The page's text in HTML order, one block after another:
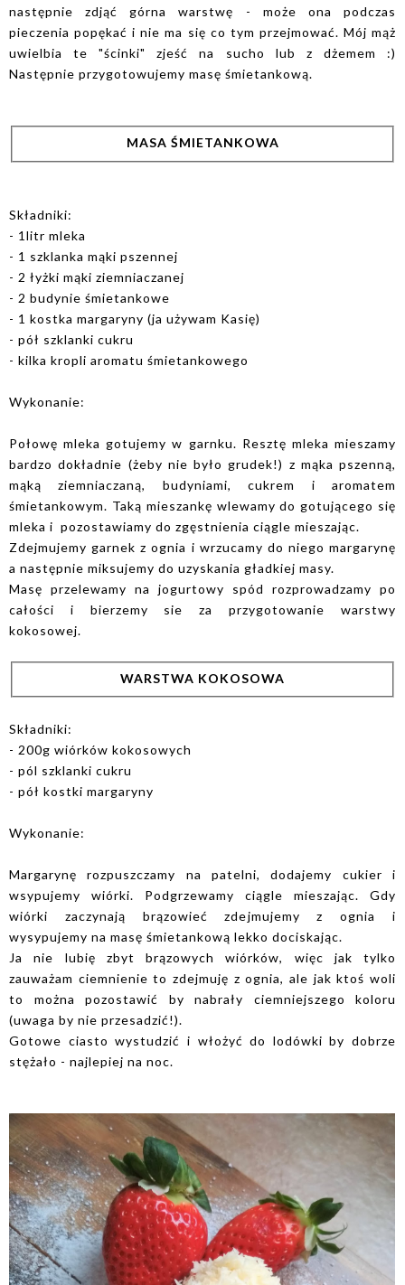
następnie zdjąć górna warstwę - może ona podczas
pieczenia popękać i nie ma się co tym przejmować. Mój mąż
uwielbia te "ścinki" zjeść na sucho lub z dżemem :)
Następnie przygotowujemy masę śmietankową.
MASA ŚMIETANKOWA
Składniki:
- 1litr mleka
- 1 szklanka mąki pszennej
- 2 łyżki mąki ziemniaczanej
- 2 budynie śmietankowe
- 1 kostka margaryny (ja używam Kasię)
- pół szklanki cukru
- kilka kropli aromatu śmietankowego
Wykonanie:
Połowę mleka gotujemy w garnku. Resztę mleka mieszamy
bardzo dokładnie (żeby nie było grudek!) z mąka pszenną,
mąką ziemniaczaną, budyniami, cukrem i aromatem
śmietankowym. Taką mieszankę wlewamy do gotującego się
mleka i pozostawiamy do zgęstnienia ciągle mieszając.
Zdejmujemy garnek z ognia i wrzucamy do niego margarynę
a następnie miksujemy do uzyskania gładkiej masy.
Masę przelewamy na jogurtowy spód rozprowadzamy po
całości i bierzemy sie za przygotowanie warstwy
kokosowej.
WARSTWA KOKOSOWA
Składniki:
- 200g wiórków kokosowych
- pól szklanki cukru
- pół kostki margaryny
Wykonanie:
Margarynę rozpuszczamy na patelni, dodajemy cukier i
wsypujemy wiórki. Podgrzewamy ciągle mieszając. Gdy
wiórki zaczynają brązowieć zdejmujemy z ognia i
wysypujemy na masę śmietankową lekko dociskając.
Ja nie lubię zbyt brązowych wiórków, więc jak tylko
zauważam ciemnienie to zdejmuję z ognia, ale jak ktoś woli
to można pozostawić by nabrały ciemniejszego koloru
(uwaga by nie przesadzić!).
Gotowe ciasto wystudzić i włożyć do lodówki by dobrze
stężało - najlepiej na noc.